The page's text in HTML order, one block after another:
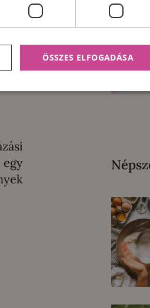
egy
ÖSSZES ELFOGADÁSA